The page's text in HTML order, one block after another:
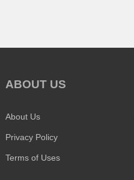
ABOUT US
About Us
Privacy Policy
Terms of Uses